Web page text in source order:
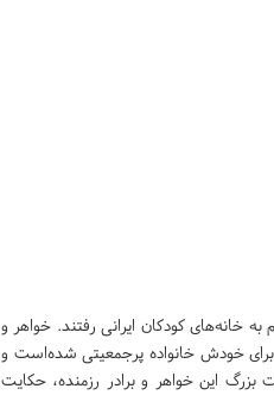
کودکان ایرانی رفتند. خواهر و
خودش خانواده پرجمعیتی شده‌است و
این خواهر و برادر رزمنده، حکایت